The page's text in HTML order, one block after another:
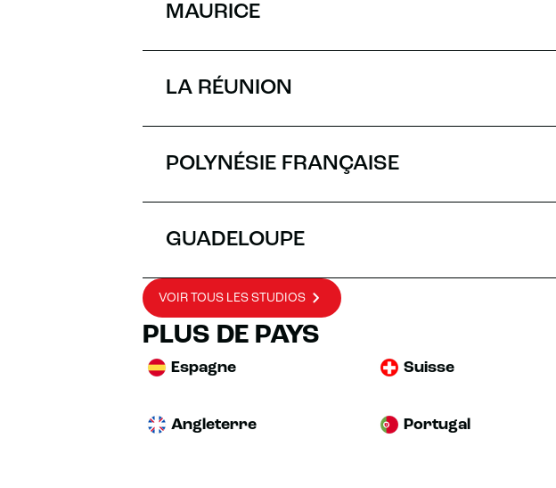
MAURICE
LA RÉUNION
POLYNÉSIE FRANÇAISE
GUADELOUPE
VOIR TOUS LES STUDIOS
PLUS DE PAYS
Espagne Suisse
Angleterre Portugal